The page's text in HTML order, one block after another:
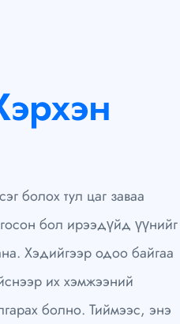
болох тул цаг заваа
бол ирээдүйд үүнийг
Хэдийгээр одоо байгаа
их хэмжээний
болно. Тиймээс, энэ